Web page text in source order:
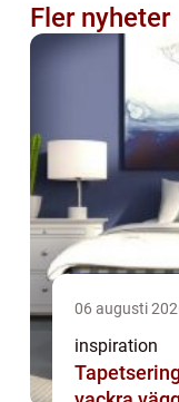
Fler nyheter
06 augusti
inspiration
Tapetsering så skapar du hållbara